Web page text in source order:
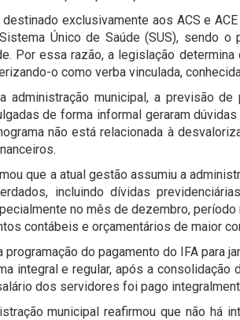
exclusivamente aos ACS e
Único de Saúde (SUS), sendo
Por essa razão, a legislação
o como verba vinculada,
administração municipal, a previsão
de forma informal geraram
não está relacionada à
que a atual gestão assumiu a
incluindo dívidas
no mês de dezembro,
contábeis e orçamentários de maior
programação do pagamento do IFA para
integral e regular, após a consolidação
dos servidores foi pago
municipal reafirmou que não há